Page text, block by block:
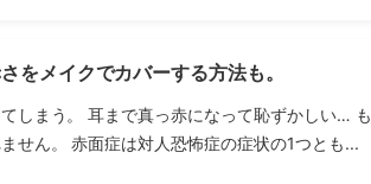
をメイクでカバーする方法も。
しまう。 耳まで真っ赤になって恥ずかしい… も
せん。 赤面症は対人恐怖症の症状の1つとも...